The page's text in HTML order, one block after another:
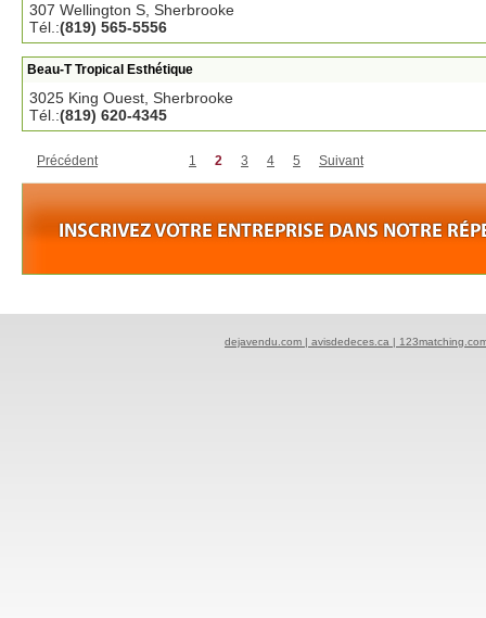
307 Wellington S, Sherbrooke
Tél.:(819) 565-5556
Beau-T Tropical Esthétique
3025 King Ouest, Sherbrooke
Tél.:(819) 620-4345
Précédent 1 2 3 4 5 Suivant
dejavendu.com | avisdedeces.ca |